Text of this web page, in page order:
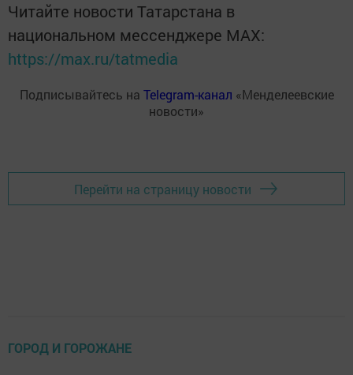
Читайте новости Татарстана в
национальном мессенджере MАХ:
https://max.ru/tatmedia
Подписывайтесь на Telegram-канал «Менделеевские
новости»
Перейти на страницу новости
ГОРОД И ГОРОЖАНЕ